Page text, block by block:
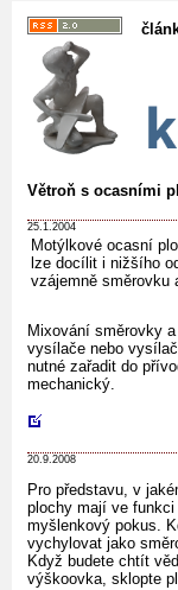
Větroň s ocasními
25.1.2004
Motýlkové ocasní
lze docílit i nižšího
vzájemně směrovku
Mixování směrovky
vysílače nebo
nutné zařadit do
mechanický.
20.9.2008
Pro představu, v
plochy mají ve
myšlenkový pokus.
vychylovat jako
Když budete chtít
výškoovka, sklopte